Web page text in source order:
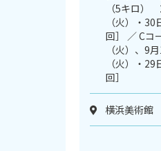
（5キロ）
（火）・
回］ ／ C
（火）、9
（火）・
回］
横浜美術館